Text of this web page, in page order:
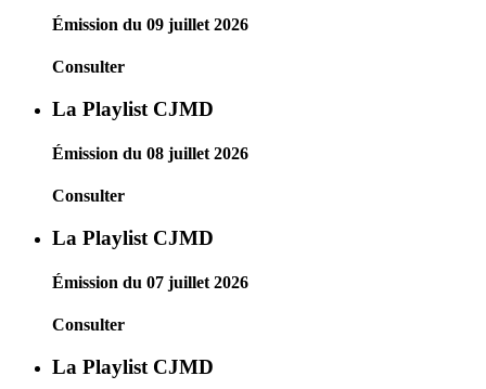
Émission du 09 juillet 2026
Consulter
La Playlist CJMD
Émission du 08 juillet 2026
Consulter
La Playlist CJMD
Émission du 07 juillet 2026
Consulter
La Playlist CJMD